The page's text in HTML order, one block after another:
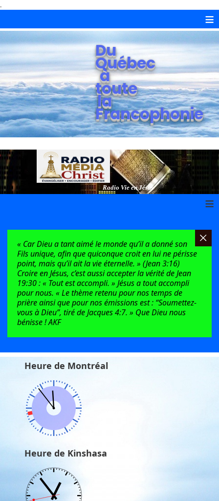
.
≡
Du
Québec
à
toute
la
Francophonie
Radio Vie en Jésus
≡
« Car Dieu a tant aimé le monde qu’il a donné son
Fils unique, afin que quiconque croit en lui ne périsse
point, mais qu’il ait la vie éternelle. » (Jean 3:16)
Croire en Jésus, c’est aussi accepter la vérité de Jean
19:30 : « Tout est accompli. » Jésus a tout accompli
pour nous. « Le thème retenu pour nos temps de
prière ainsi que pour nos émissions est : “Soumettez-
vous à Dieu”, tiré de Jacques 4:7. » Que Dieu nous
bénisse ! AKF
Heure de Montréal
Heure de Kinshasa